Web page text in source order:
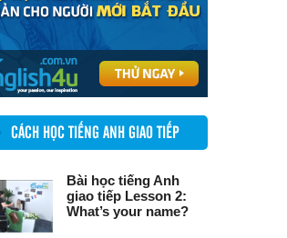
CÁCH HỌC TIẾNG ANH GIAO TIẾP
Bài học tiếng Anh
giao tiếp Lesson 2:
What’s your name?